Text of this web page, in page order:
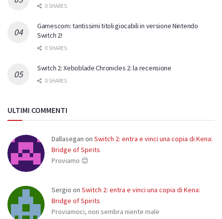
0 SHARES
Gamescom: tantissimi titoli giocabili in versione Nintendo
Switch 2!
0 SHARES
Switch 2: Xeboblade Chronicles 2: la recensione
0 SHARES
ULTIMI COMMENTI
Dallasegan on Switch 2: entra e vinci una copia di Kena:
Bridge of Spirits
Proviamo 😊
Sergio on Switch 2: entra e vinci una copia di Kena:
Bridge of Spirits
Proviamoci, non sembra niente male